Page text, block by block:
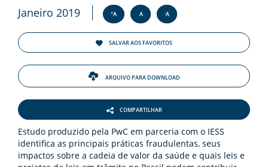
Janeiro 2019 +A A -A
SALVAR AOS FAVORITOS
ARQUIVO PARA DOWNLOAD
COMPARTILHAR
Estudo produzido pela PwC em parceria com o IESS
identifica as principais práticas fraudulentas, seus
impactos sobre a cadeia de valor da saúde e quais leis e